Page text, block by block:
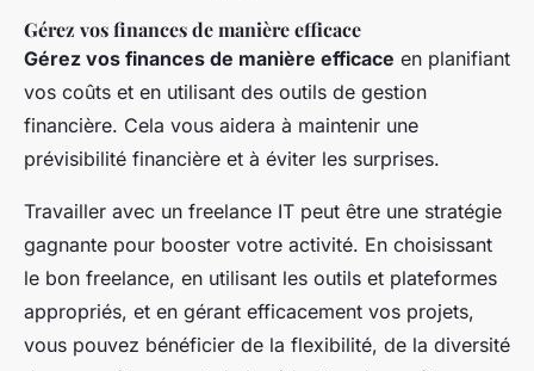
Gérez vos finances de manière efficace
Gérez vos finances de manière efficace en planifiant
vos coûts et en utilisant des outils de gestion
financière. Cela vous aidera à maintenir une
prévisibilité financière et à éviter les surprises.
Travailler avec un freelance IT peut être une stratégie
gagnante pour booster votre activité. En choisissant
le bon freelance, en utilisant les outils et plateformes
appropriés, et en gérant efficacement vos projets,
vous pouvez bénéficier de la flexibilité, de la diversité